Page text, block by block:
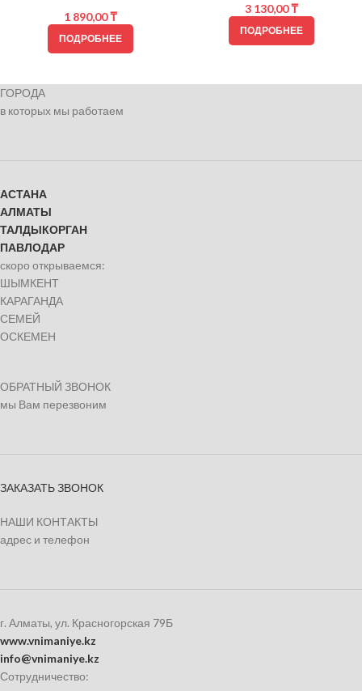
1 890,00₸
ПОДРОБНЕЕ
3 130,00₸
ПОДРОБНЕЕ
ГОРОДА
в которых мы работаем
АСТАНА
АЛМАТЫ
ТАЛДЫКОРГАН
ПАВЛОДАР
скоро открываемся:
ШЫМКЕНТ
КАРАГАНДА
СЕМЕЙ
ОСКЕМЕН
ОБРАТНЫЙ ЗВОНОК
мы Вам перезвоним
ЗАКАЗАТЬ ЗВОНОК
НАШИ КОНТАКТЫ
адрес и телефон
г. Алматы, ул. Красногорская 79Б
www.vnimaniye.kz
info@vnimaniye.kz
Сотрудничество: